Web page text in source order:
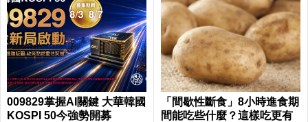
009829掌握AI關鍵 大華韓國
KOSPI 50今強勢開募
「間歇性斷食」8小時進食期
間能吃些什麼？這樣吃更有